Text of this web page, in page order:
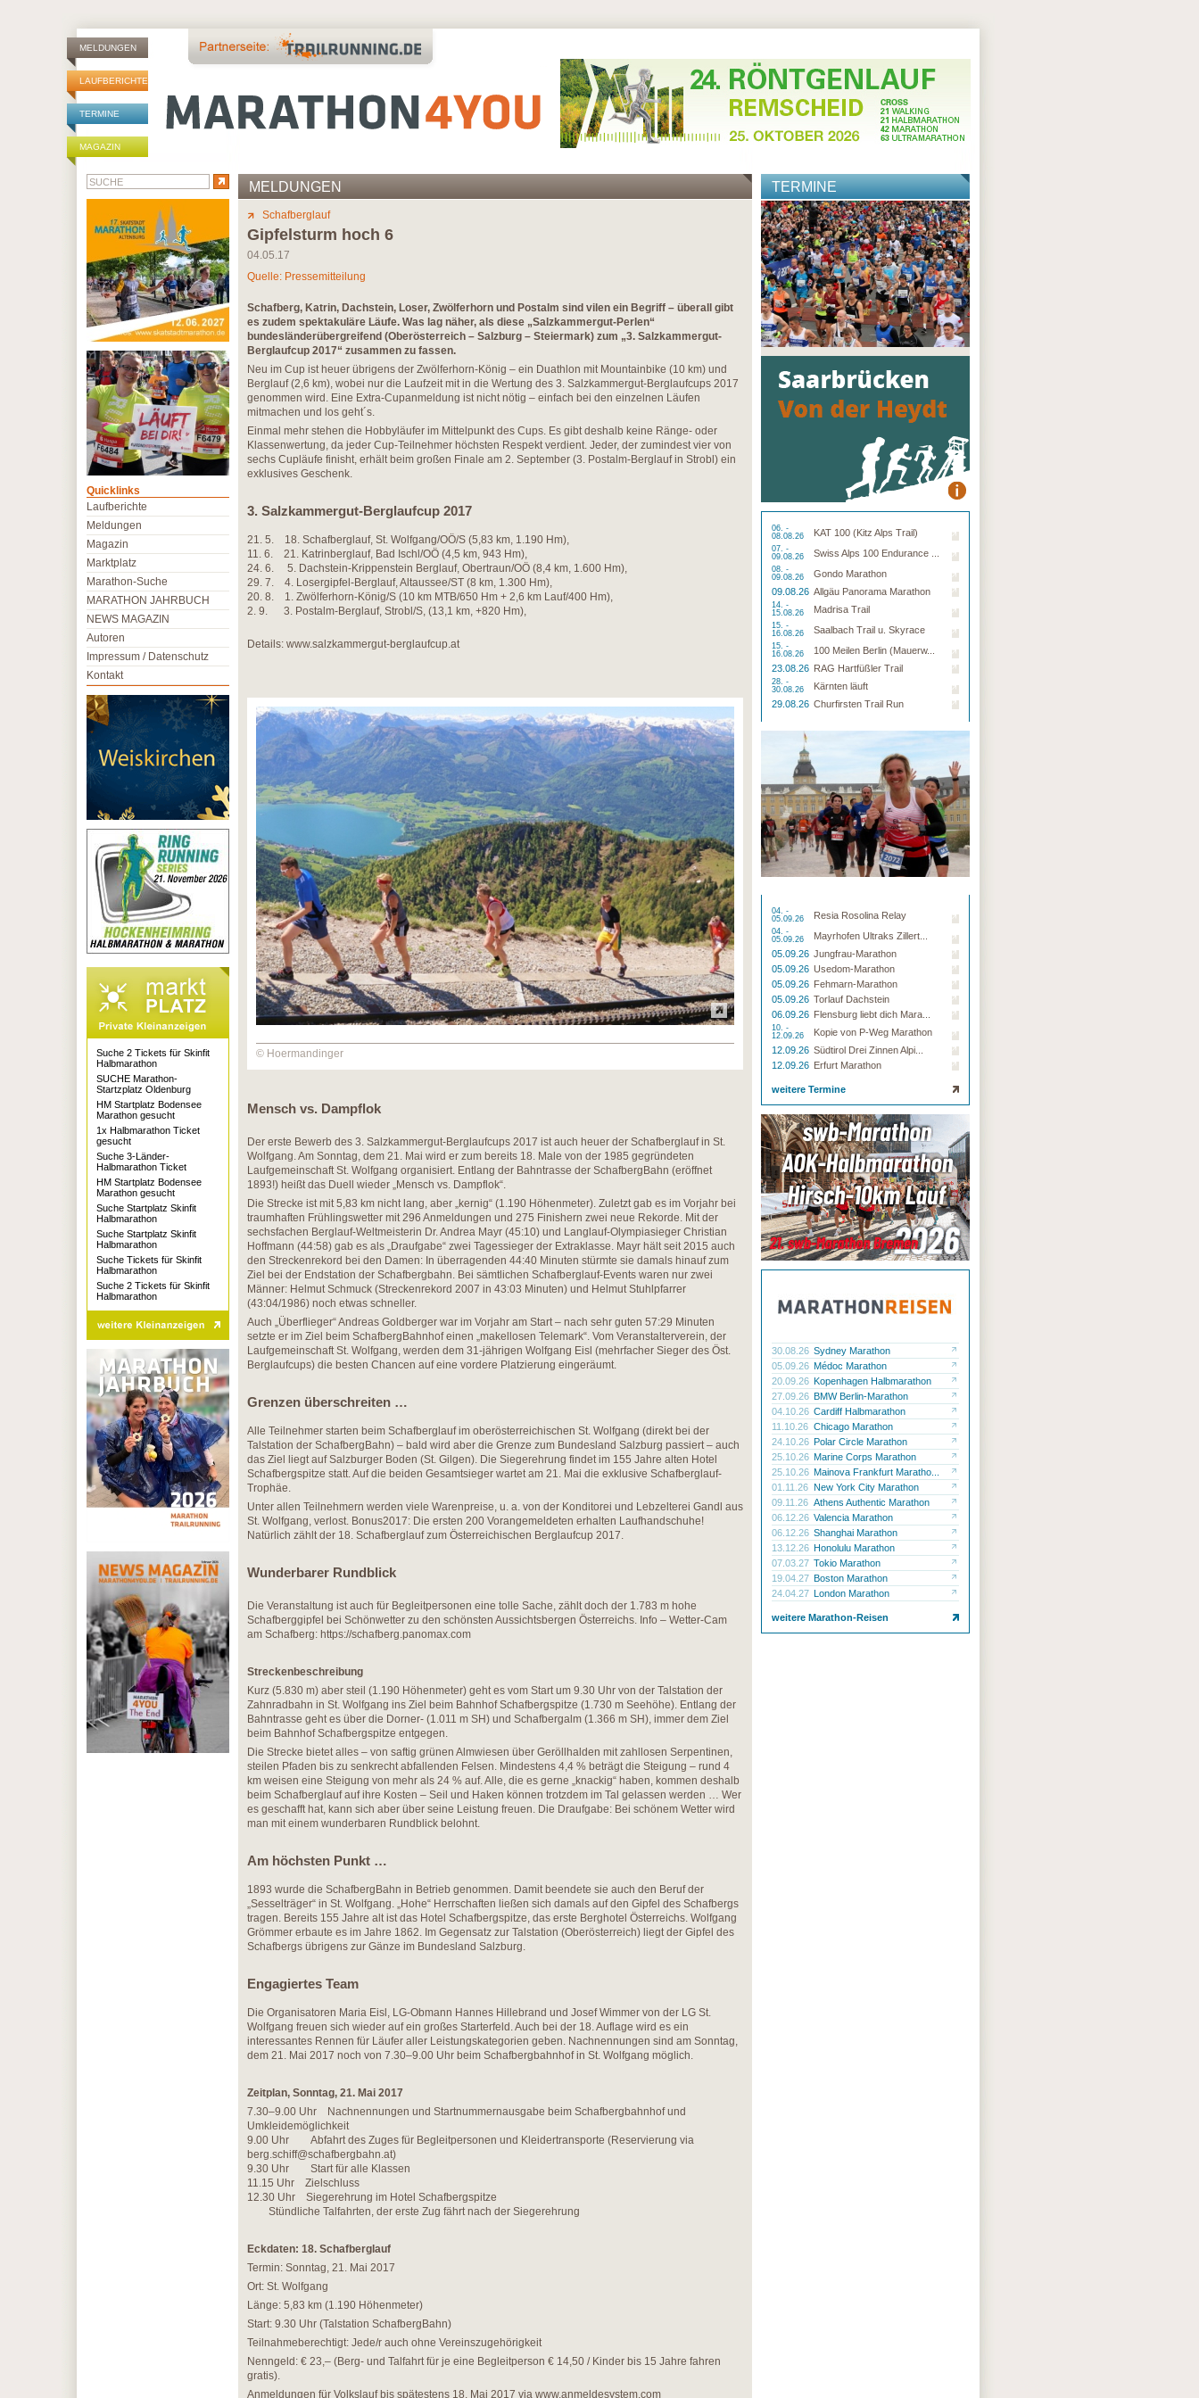
MELDUNGEN
LAUFBERICHTE
TERMINE
MAGAZIN
MELDUNGEN
Schafberglauf
Gipfelsturm hoch 6
04.05.17
Quelle: Pressemitteilung
Schafberg, Katrin, Dachstein, Loser, Zwölferhorn und Postalm sind vilen ein Begriff – überall gibt
es zudem spektakuläre Läufe. Was lag näher, als diese „Salzkammergut-Perlen“
bundesländerübergreifend (Oberösterreich – Salzburg – Steiermark) zum „3. Salzkammergut-
Berglaufcup 2017“ zusammen zu fassen.
Neu im Cup ist heuer übrigens der Zwölferhorn-König – ein Duathlon mit Mountainbike (10 km) und
Berglauf (2,6 km), wobei nur die Laufzeit mit in die Wertung des 3. Salzkammergut-Berglaufcups 2017
genommen wird. Eine Extra-Cupanmeldung ist nicht nötig – einfach bei den einzelnen Läufen
mitmachen und los geht´s.
Einmal mehr stehen die Hobbyläufer im Mittelpunkt des Cups. Es gibt deshalb keine Ränge- oder
Klassenwertung, da jeder Cup-Teilnehmer höchsten Respekt verdient. Jeder, der zumindest vier von
sechs Cupläufe finisht, erhält beim großen Finale am 2. September (3. Postalm-Berglauf in Strobl) ein
exklusives Geschenk.
3. Salzkammergut-Berglaufcup 2017
21. 5. 18. Schafberglauf, St. Wolfgang/OÖ/S (5,83 km, 1.190 Hm),
11. 6. 21. Katrinberglauf, Bad Ischl/OÖ (4,5 km, 943 Hm),
24. 6. 5. Dachstein-Krippenstein Berglauf, Obertraun/OÖ (8,4 km, 1.600 Hm),
29. 7. 4. Losergipfel-Berglauf, Altaussee/ST (8 km, 1.300 Hm),
20. 8. 1. Zwölferhorn-König/S (10 km MTB/650 Hm + 2,6 km Lauf/400 Hm),
2. 9. 3. Postalm-Berglauf, Strobl/S, (13,1 km, +820 Hm),
Details: www.salzkammergut-berglaufcup.at
© Hoermandinger
Mensch vs. Dampflok
Der erste Bewerb des 3. Salzkammergut-Berglaufcups 2017 ist auch heuer der Schafberglauf in St.
Wolfgang. Am Sonntag, dem 21. Mai wird er zum bereits 18. Male von der 1985 gegründeten
Laufgemeinschaft St. Wolfgang organisiert. Entlang der Bahntrasse der SchafbergBahn (eröffnet
1893!) heißt das Duell wieder „Mensch vs. Dampflok“.
Die Strecke ist mit 5,83 km nicht lang, aber „kernig“ (1.190 Höhenmeter). Zuletzt gab es im Vorjahr bei
traumhaften Frühlingswetter mit 296 Anmeldungen und 275 Finishern zwei neue Rekorde. Mit der
sechsfachen Berglauf-Weltmeisterin Dr. Andrea Mayr (45:10) und Langlauf-Olympiasieger Christian
Hoffmann (44:58) gab es als „Draufgabe“ zwei Tagessieger der Extraklasse. Mayr hält seit 2015 auch
den Streckenrekord bei den Damen: In überragenden 44:40 Minuten stürmte sie damals hinauf zum
Ziel bei der Endstation der Schafbergbahn. Bei sämtlichen Schafberglauf-Events waren nur zwei
Männer: Helmut Schmuck (Streckenrekord 2007 in 43:03 Minuten) und Helmut Stuhlpfarrer
(43:04/1986) noch etwas schneller.
Auch „Überflieger“ Andreas Goldberger war im Vorjahr am Start – nach sehr guten 57:29 Minuten
setzte er im Ziel beim SchafbergBahnhof einen „makellosen Telemark“. Vom Veranstalterverein, der
Laufgemeinschaft St. Wolfgang, werden dem 31-jährigen Wolfgang Eisl (mehrfacher Sieger des Öst.
Berglaufcups) die besten Chancen auf eine vordere Platzierung eingeräumt.
Grenzen überschreiten …
Alle Teilnehmer starten beim Schafberglauf im oberösterreichischen St. Wolfgang (direkt bei der
Talstation der SchafbergBahn) – bald wird aber die Grenze zum Bundesland Salzburg passiert – auch
das Ziel liegt auf Salzburger Boden (St. Gilgen). Die Siegerehrung findet im 155 Jahre alten Hotel
Schafbergspitze statt. Auf die beiden Gesamtsieger wartet am 21. Mai die exklusive Schafberglauf-
Trophäe.
Unter allen Teilnehmern werden viele Warenpreise, u. a. von der Konditorei und Lebzelterei Gandl aus
St. Wolfgang, verlost. Bonus2017: Die ersten 200 Vorangemeldeten erhalten Laufhandschuhe!
Natürlich zählt der 18. Schafberglauf zum Österreichischen Berglaufcup 2017.
Wunderbarer Rundblick
Die Veranstaltung ist auch für Begleitpersonen eine tolle Sache, zählt doch der 1.783 m hohe
Schafberggipfel bei Schönwetter zu den schönsten Aussichtsbergen Österreichs. Info – Wetter-Cam
am Schafberg: https://schafberg.panomax.com
Streckenbeschreibung
Kurz (5.830 m) aber steil (1.190 Höhenmeter) geht es vom Start um 9.30 Uhr von der Talstation der
Zahnradbahn in St. Wolfgang ins Ziel beim Bahnhof Schafbergspitze (1.730 m Seehöhe). Entlang der
Bahntrasse geht es über die Dorner- (1.011 m SH) und Schafbergalm (1.366 m SH), immer dem Ziel
beim Bahnhof Schafbergspitze entgegen.
Die Strecke bietet alles – von saftig grünen Almwiesen über Geröllhalden mit zahllosen Serpentinen,
steilen Pfaden bis zu senkrecht abfallenden Felsen. Mindestens 4,4 % beträgt die Steigung – rund 4
km weisen eine Steigung von mehr als 24 % auf. Alle, die es gerne „knackig“ haben, kommen deshalb
beim Schafberglauf auf ihre Kosten – Seil und Haken können trotzdem im Tal gelassen werden … Wer
es geschafft hat, kann sich aber über seine Leistung freuen. Die Draufgabe: Bei schönem Wetter wird
man mit einem wunderbaren Rundblick belohnt.
Am höchsten Punkt …
1893 wurde die SchafbergBahn in Betrieb genommen. Damit beendete sie auch den Beruf der
„Sesselträger“ in St. Wolfgang. „Hohe“ Herrschaften ließen sich damals auf den Gipfel des Schafbergs
tragen. Bereits 155 Jahre alt ist das Hotel Schafbergspitze, das erste Berghotel Österreichs. Wolfgang
Grömmer erbaute es im Jahre 1862. Im Gegensatz zur Talstation (Oberösterreich) liegt der Gipfel des
Schafbergs übrigens zur Gänze im Bundesland Salzburg.
Engagiertes Team
Die Organisatoren Maria Eisl, LG-Obmann Hannes Hillebrand und Josef Wimmer von der LG St.
Wolfgang freuen sich wieder auf ein großes Starterfeld. Auch bei der 18. Auflage wird es ein
interessantes Rennen für Läufer aller Leistungskategorien geben. Nachnennungen sind am Sonntag,
dem 21. Mai 2017 noch von 7.30–9.00 Uhr beim Schafbergbahnhof in St. Wolfgang möglich.
Zeitplan, Sonntag, 21. Mai 2017
7.30–9.00 Uhr Nachnennungen und Startnummernausgabe beim Schafbergbahnhof und
Umkleidemöglichkeit
9.00 Uhr Abfahrt des Zuges für Begleitpersonen und Kleidertransporte (Reservierung via
berg.schiff@schafbergbahn.at)
9.30 Uhr Start für alle Klassen
11.15 Uhr Zielschluss
12.30 Uhr Siegerehrung im Hotel Schafbergspitze
Stündliche Talfahrten, der erste Zug fährt nach der Siegerehrung
Eckdaten: 18. Schafberglauf
Termin: Sonntag, 21. Mai 2017
Ort: St. Wolfgang
Länge: 5,83 km (1.190 Höhenmeter)
Start: 9.30 Uhr (Talstation SchafbergBahn)
Teilnahmeberechtigt: Jede/r auch ohne Vereinszugehörigkeit
Nenngeld: € 23,– (Berg- und Talfahrt für je eine Begleitperson € 14,50 / Kinder bis 15 Jahre fahren
gratis).
Anmeldungen für Volkslauf bis spätestens 18. Mai 2017 via www.anmeldesystem.com
TERMINE
06. -
08.08.26
KAT 100 (Kitz Alps Trail)
07. -
09.08.26
Swiss Alps 100 Endurance ...
08. -
09.08.26
Gondo Marathon
09.08.26 Allgäu Panorama Marathon
14. -
15.08.26
Madrisa Trail
15. -
16.08.26
Saalbach Trail u. Skyrace
15. -
16.08.26
100 Meilen Berlin (Mauerw...
23.08.26 RAG Hartfüßler Trail
28. -
30.08.26
Kärnten läuft
29.08.26 Churfirsten Trail Run
04. -
05.09.26
Resia Rosolina Relay
04. -
05.09.26
Mayrhofen Ultraks Zillert...
05.09.26 Jungfrau-Marathon
05.09.26 Usedom-Marathon
05.09.26 Fehmarn-Marathon
05.09.26 Torlauf Dachstein
06.09.26 Flensburg liebt dich Mara...
10. -
12.09.26
Kopie von P-Weg Marathon
12.09.26 Südtirol Drei Zinnen Alpi...
12.09.26 Erfurt Marathon
weitere Termine
30.08.26 Sydney Marathon
05.09.26 Médoc Marathon
20.09.26 Kopenhagen Halbmarathon
27.09.26 BMW Berlin-Marathon
04.10.26 Cardiff Halbmarathon
11.10.26 Chicago Marathon
24.10.26 Polar Circle Marathon
25.10.26 Marine Corps Marathon
25.10.26 Mainova Frankfurt Maratho...
01.11.26 New York City Marathon
09.11.26 Athens Authentic Marathon
06.12.26 Valencia Marathon
06.12.26 Shanghai Marathon
13.12.26 Honolulu Marathon
07.03.27 Tokio Marathon
19.04.27 Boston Marathon
24.04.27 London Marathon
weitere Marathon-Reisen
Quicklinks
Laufberichte
Meldungen
Magazin
Marktplatz
Marathon-Suche
MARATHON JAHRBUCH
NEWS MAGAZIN
Autoren
Impressum / Datenschutz
Kontakt
Suche 2 Tickets für Skinfit
Halbmarathon
SUCHE Marathon-
Startzplatz Oldenburg
HM Startplatz Bodensee
Marathon gesucht
1x Halbmarathon Ticket
gesucht
Suche 3-Länder-
Halbmarathon Ticket
HM Startplatz Bodensee
Marathon gesucht
Suche Startplatz Skinfit
Halbmarathon
Suche Startplatz Skinfit
Halbmarathon
Suche Tickets für Skinfit
Halbmarathon
Suche 2 Tickets für Skinfit
Halbmarathon